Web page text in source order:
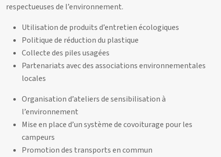
respectueuses de l’environnement.
Utilisation de produits d’entretien écologiques
Politique de réduction du plastique
Collecte des piles usagées
Partenariats avec des associations environnementales
locales
Organisation d’ateliers de sensibilisation à
l’environnement
Mise en place d’un système de covoiturage pour les
campeurs
Promotion des transports en commun